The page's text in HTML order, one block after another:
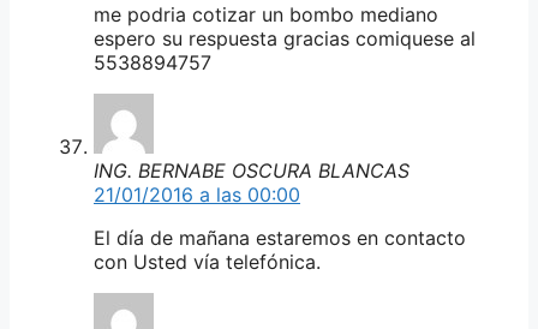
me podria cotizar un bombo mediano
espero su respuesta gracias comiquese al
5538894757
ING. BERNABE OSCURA BLANCAS
21/01/2016 a las 00:00
El día de mañana estaremos en contacto
con Usted vía telefónica.